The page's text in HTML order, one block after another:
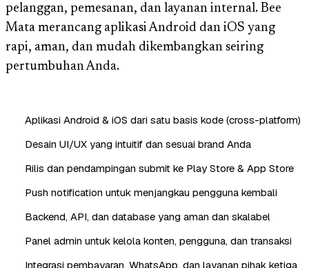
pelanggan, pemesanan, dan layanan internal. Bee
Mata merancang aplikasi Android dan iOS yang
rapi, aman, dan mudah dikembangkan seiring
pertumbuhan Anda.
Aplikasi Android & iOS dari satu basis kode (cross-platform)
Desain UI/UX yang intuitif dan sesuai brand Anda
Rilis dan pendampingan submit ke Play Store & App Store
Push notification untuk menjangkau pengguna kembali
Backend, API, dan database yang aman dan skalabel
Panel admin untuk kelola konten, pengguna, dan transaksi
Integrasi pembayaran, WhatsApp, dan layanan pihak ketiga